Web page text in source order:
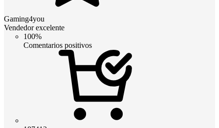
Gaming4you
Vendedor excelente
100%
Comentarios positivos